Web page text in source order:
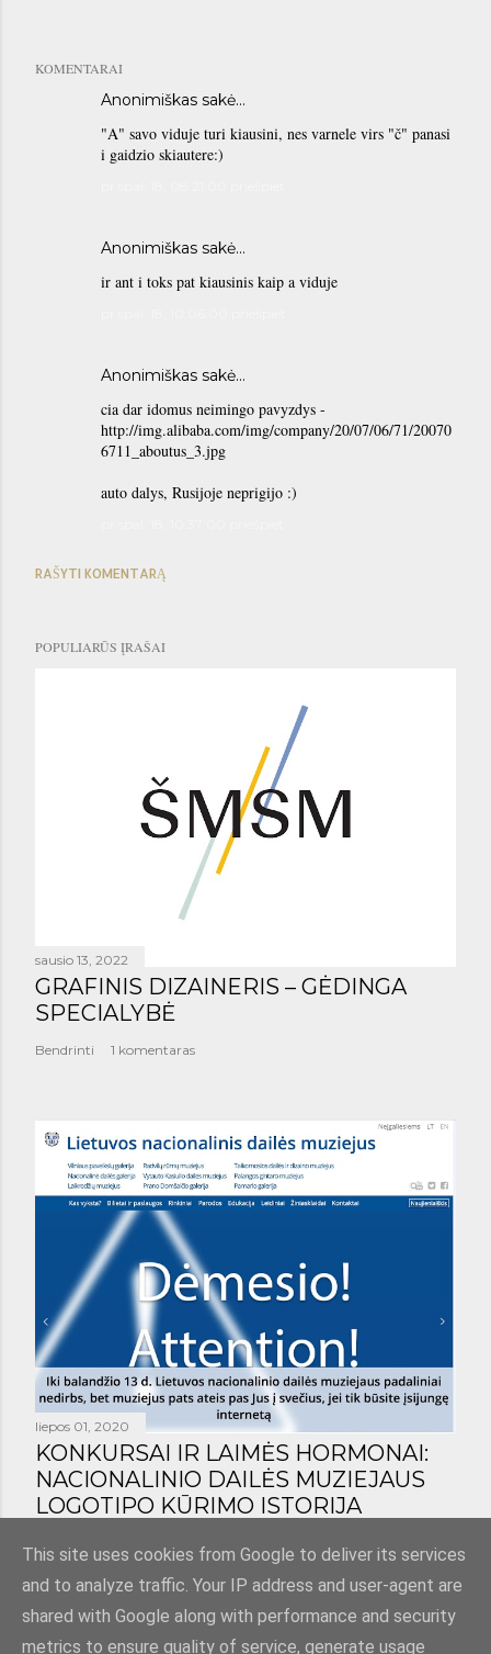
KOMENTARAI
Anonimiškas sakė…
"A" savo viduje turi kiausini, nes varnele virs "č" panasi
i gaidzio skiautere:)
Anonimiškas sakė…
ir ant i toks pat kiausinis kaip a viduje
Anonimiškas sakė…
cia dar idomus neimingo pavyzdys -
http://img.alibaba.com/img/company/20/07/06/71/20070
6711_aboutus_3.jpg
auto dalys, Rusijoje neprigijo :)
RAŠYTI KOMENTARĄ
POPULIARŪS ĮRAŠAI
sausio 13, 2022
GRAFINIS DIZAINERIS – GĖDINGA
SPECIALYBĖ
Bendrinti 1 komentaras
liepos 01, 2020
KONKURSAI IR LAIMĖS HORMONAI:
NACIONALINIO DAILĖS MUZIEJAUS
LOGOTIPO KŪRIMO ISTORIJA
This site uses cookies from Google to deliver its services
and to analyze traffic. Your IP address and user-agent are
shared with Google along with performance and security
metrics to ensure quality of service, generate usage